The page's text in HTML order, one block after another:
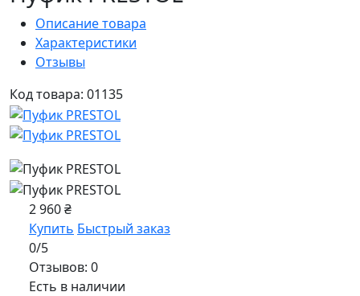
Описание товара
Характеристики
Отзывы
Код товара: 01135
2 960 ₴
Купить Быстрый заказ
0/5
Отзывов: 0
Есть в наличии